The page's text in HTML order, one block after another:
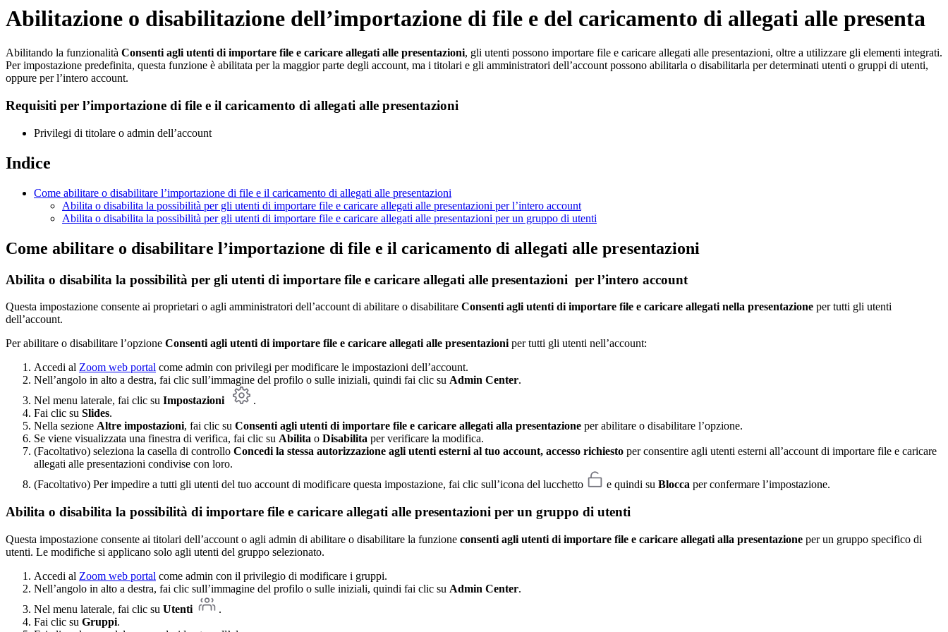
Abilitazione o disabilitazione dell’importazione di file e del caricamento di allegati alle presenta
Abilitando la funzionalità Consenti agli utenti di importare file e caricare allegati alle presentazioni, gli utenti possono importare file e caricare allegati alle presentazioni, oltre a utilizzare gli elementi integrati.
Per impostazione predefinita, questa funzione è abilitata per la maggior parte degli account, ma i titolari e gli amministratori dell’account possono abilitarla o disabilitarla per determinati utenti o gruppi di utenti,
oppure per l’intero account.
Requisiti per l’importazione di file e il caricamento di allegati alle presentazioni
Privilegi di titolare o admin dell’account
Indice
Come abilitare o disabilitare l’importazione di file e il caricamento di allegati alle presentazioni
Abilita o disabilita la possibilità per gli utenti di importare file e caricare allegati alle presentazioni per l’intero account
Abilita o disabilita la possibilità per gli utenti di importare file e caricare allegati alle presentazioni per un gruppo di utenti
Come abilitare o disabilitare l’importazione di file e il caricamento di allegati alle presentazioni
Abilita o disabilita la possibilità per gli utenti di importare file e caricare allegati alle presentazioni per l’intero account
Questa impostazione consente ai proprietari o agli amministratori dell’account di abilitare o disabilitare Consenti agli utenti di importare file e caricare allegati nella presentazione per tutti gli utenti
dell’account.
Per abilitare o disabilitare l’opzione Consenti agli utenti di importare file e caricare allegati alle presentazioni per tutti gli utenti nell’account:
Accedi al Zoom web portal come admin con privilegi per modificare le impostazioni dell’account.
Nell’angolo in alto a destra, fai clic sull’immagine del profilo o sulle iniziali, quindi fai clic su Admin Center.
Nel menu laterale, fai clic su Impostazioni
.
Fai clic su Slides.
Nella sezione Altre impostazioni, fai clic su Consenti agli utenti di importare file e caricare allegati alla presentazione per abilitare o disabilitare l’opzione.
Se viene visualizzata una finestra di verifica, fai clic su Abilita o Disabilita per verificare la modifica.
(Facoltativo) seleziona la casella di controllo Concedi la stessa autorizzazione agli utenti esterni al tuo account, accesso richiesto per consentire agli utenti esterni all’account di importare file e caricare
allegati alle presentazioni condivise con loro.
(Facoltativo) Per impedire a tutti gli utenti del tuo account di modificare questa impostazione, fai clic sull’icona del lucchetto
e quindi su Blocca per confermare l’impostazione.
Abilita o disabilita la possibilità di importare file e caricare allegati alle presentazioni per un gruppo di utenti
Questa impostazione consente ai titolari dell’account o agli admin di abilitare o disabilitare la funzione consenti agli utenti di importare file e caricare allegati alla presentazione per un gruppo specifico di
utenti. Le modifiche si applicano solo agli utenti del gruppo selezionato.
Accedi al Zoom web portal come admin con il privilegio di modificare i gruppi.
Nell’angolo in alto a destra, fai clic sull’immagine del profilo o sulle iniziali, quindi fai clic su Admin Center.
Nel menu laterale, fai clic su Utenti
.
Fai clic su Gruppi.